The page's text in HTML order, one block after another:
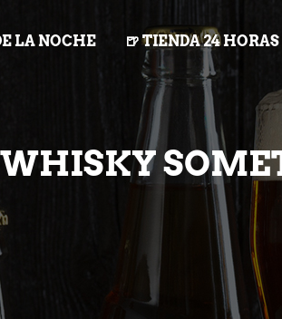
LA NOCHE 🍺 TIENDA 24 HORAS
WHISKY